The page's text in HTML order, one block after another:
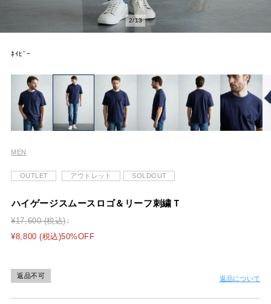
2/13
ﾈｲﾋﾞｰ
MEN
OUTLET アウトレット SOLDOUT
ハイゲージスムースロゴ＆リーフ刺繍Ｔ
¥17,600 (税込)
¥8,800 (税込)50%OFF
返品不可 返品について